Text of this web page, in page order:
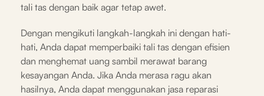
tali tas dengan baik agar tetap awet.
Dengan mengikuti langkah-langkah ini dengan hati-
hati, Anda dapat memperbaiki tali tas dengan efisien
dan menghemat uang sambil merawat barang
kesayangan Anda. Jika Anda merasa ragu akan
hasilnya, Anda dapat menggunakan jasa reparasi